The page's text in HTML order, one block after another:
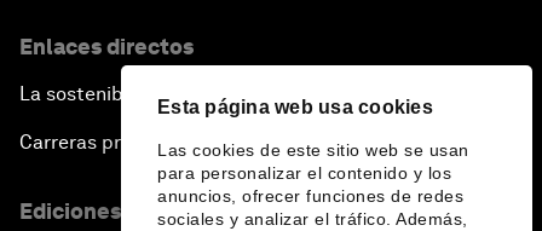
Esta página web usa cookies
Las cookies de este sitio web se usan
para personalizar el contenido y los
anuncios, ofrecer funciones de redes
sociales y analizar el tráfico. Además,
Enlaces directos
La sostenibilidad en el Foro
Carreras profesionales
Ediciones en otros idiomas